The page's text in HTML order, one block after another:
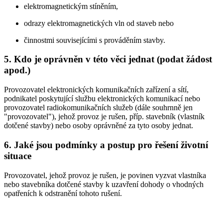
elektromagnetickým stíněním,
odrazy elektromagnetických vln od staveb nebo
činnostmi souvisejícími s prováděním stavby.
5. Kdo je oprávněn v této věci jednat (podat žádost
apod.)
Provozovatel elektronických komunikačních zařízení a sítí,
podnikatel poskytující službu elektronických komunikací nebo
provozovatel radiokomunikačních služeb (dále souhrnně jen
"provozovatel"), jehož provoz je rušen, příp. stavebník (vlastník
dotčené stavby) nebo osoby oprávněné za tyto osoby jednat.
6. Jaké jsou podmínky a postup pro řešení životní
situace
Provozovatel, jehož provoz je rušen, je povinen vyzvat vlastníka
nebo stavebníka dotčené stavby k uzavření dohody o vhodných
opatřeních k odstranění tohoto rušení.